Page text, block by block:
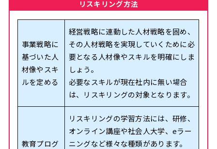
リスキリング方法
事業戦略に
基づいた人
材像やスキ
ルを定める
経営戦略に連動した人材戦略を固め、
その人材戦略を実現していくために必
要となる人材像やスキルを明確にしま
しょう。
必要なスキルが現在社内に無い場合
は、リスキリングの対象となります。
教育プログ
リスキリングの学習方法には、研修、
オンライン講座や社会人大学、eラー
ニングなど様々な種類があります。